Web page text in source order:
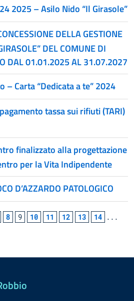
2025 – Asilo Nido “Il Girasole”
DELLA GESTIONE
DEL COMUNE DI
DAL 01.01.2025 AL 31.07.2027
– Carta “Dedicata a te” 2024
tassa sui rifiuti (TARI)
finalizzato alla progettazione
per la Vita Indipendente
D’AZZARDO PATOLOGICO
8 9 10 11 12 13 14 ...